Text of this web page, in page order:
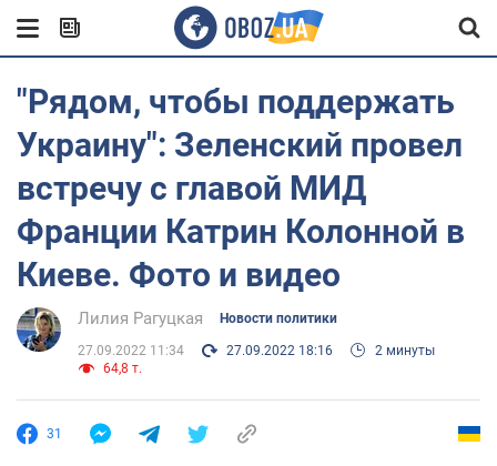
"Рядом, чтобы поддержать
Украину": Зеленский провел
встречу с главой МИД
Франции Катрин Колонной в
Киеве. Фото и видео
Лилия Рагуцкая Новости политики
27.09.2022 11:34 27.09.2022 18:16
2 минуты
64,8 т.
31